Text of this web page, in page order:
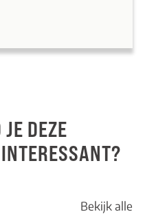
DEZE
Bekijk alle